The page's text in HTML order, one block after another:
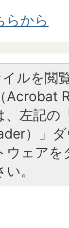
らから
イルを閲
Acrobat
、左記の
）」
ウェア
。